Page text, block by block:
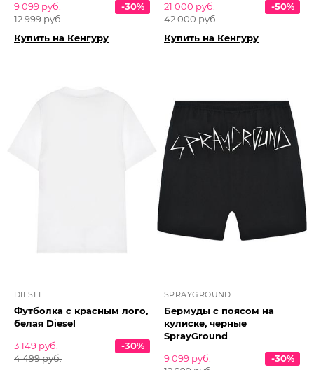
9 099 руб.
12 999 руб.
-30%
Купить на Кенгуру
21 000 руб.
42 000 руб.
-50%
Купить на Кенгуру
DIESEL
Футболка с красным лого,
белая Diesel
3 149 руб.
4 499 руб.
-30%
SPRAYGROUND
Бермуды с поясом на
кулиске, черные
SprayGround
9 099 руб.
-30%